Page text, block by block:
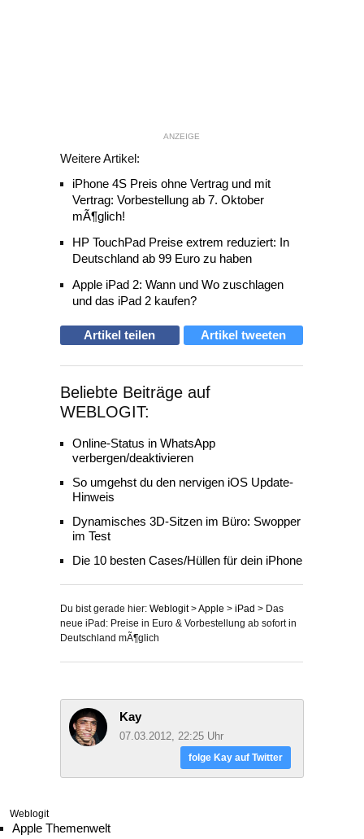
ANZEIGE
Weitere Artikel:
iPhone 4S Preis ohne Vertrag und mit
Vertrag: Vorbestellung ab 7. Oktober
mÃ¶glich!
HP TouchPad Preise extrem reduziert: In
Deutschland ab 99 Euro zu haben
Apple iPad 2: Wann und Wo zuschlagen
und das iPad 2 kaufen?
Artikel teilen Artikel tweeten
Beliebte Beiträge auf
WEBLOGIT:
Online-Status in WhatsApp
verbergen/deaktivieren
So umgehst du den nervigen iOS Update-
Hinweis
Dynamisches 3D-Sitzen im Büro: Swopper
im Test
Die 10 besten Cases/Hüllen für dein iPhone
Du bist gerade hier: Weblogit>Apple > iPad > Das
neue iPad: Preise in Euro & Vorbestellung ab sofort in
Deutschland mÃ¶glich
Kay
07.03.2012, 22:25 Uhr
folge Kay auf Twitter
Weblogit
Apple Themenwelt